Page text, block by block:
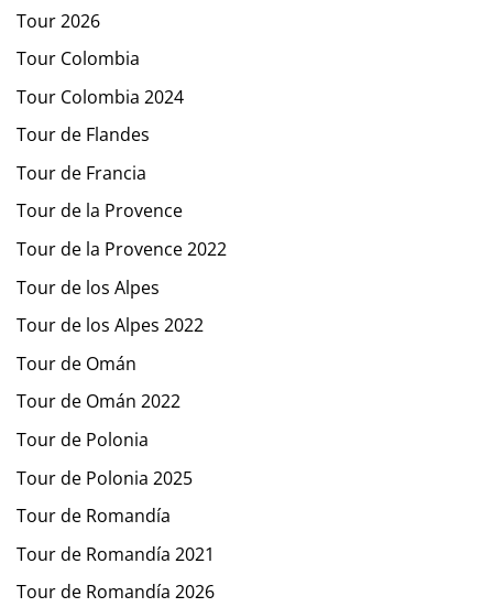
Tour 2026
Tour Colombia
Tour Colombia 2024
Tour de Flandes
Tour de Francia
Tour de la Provence
Tour de la Provence 2022
Tour de los Alpes
Tour de los Alpes 2022
Tour de Omán
Tour de Omán 2022
Tour de Polonia
Tour de Polonia 2025
Tour de Romandía
Tour de Romandía 2021
Tour de Romandía 2026